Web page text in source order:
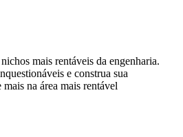
mais rentáveis da engenharia.
e construa sua
na área mais rentável